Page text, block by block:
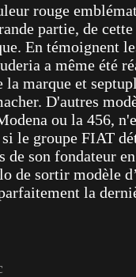
rouge
partie, de
En témoignent
a même été
la marque et
D'autres
ou la 456,
le groupe FIAT
son fondateur
de sortir modèle
la